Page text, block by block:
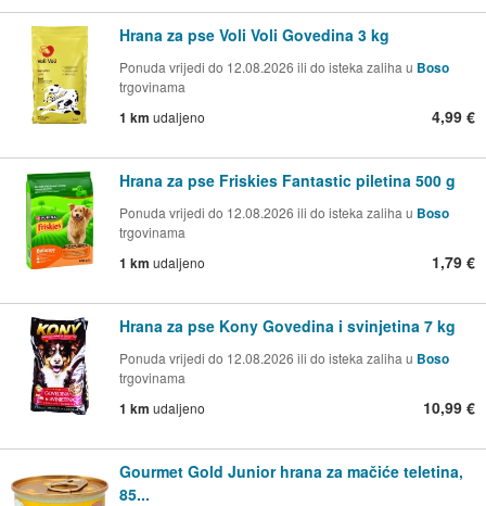
Hrana za pse Voli Voli Govedina 3 kg
Ponuda vrijedi do 12.08.2026 ili do isteka zaliha u Boso
trgovinama
1 km udaljeno 4,99 €
Hrana za pse Friskies Fantastic piletina 500 g
Ponuda vrijedi do 12.08.2026 ili do isteka zaliha u Boso
trgovinama
1 km udaljeno 1,79 €
Hrana za pse Kony Govedina i svinjetina 7 kg
Ponuda vrijedi do 12.08.2026 ili do isteka zaliha u Boso
trgovinama
1 km udaljeno 10,99 €
Gourmet Gold Junior hrana za mačiće teletina,
85...